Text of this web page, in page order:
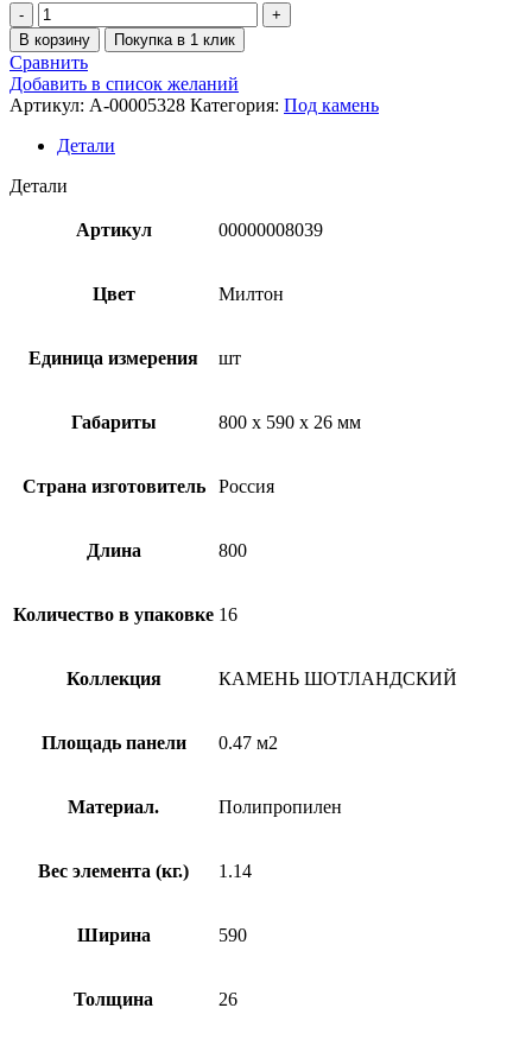
В корзину Покупка в 1 клик
Сравнить
Добавить в список желаний
Артикул: A-00005328 Категория: Под камень
Детали
Детали
Артикул 00000008039
Цвет Милтон
Единица измерения шт
Габариты 800 x 590 x 26 мм
Страна изготовитель Россия
Длина 800
Количество в упаковке 16
Коллекция КАМЕНЬ ШОТЛАНДСКИЙ
Площадь панели 0.47 м2
Материал. Полипропилен
Вес элемента (кг.) 1.14
Ширина 590
Толщина 26